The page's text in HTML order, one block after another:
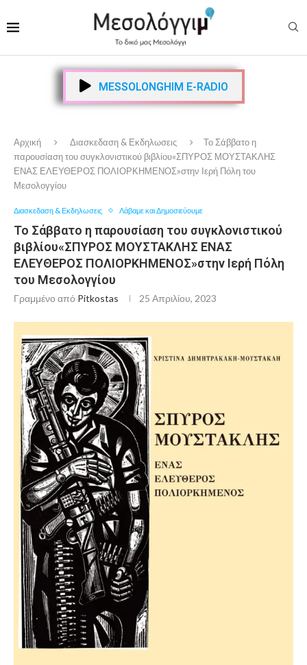
MESSOLONGHIM E-RADIO
Αρχική Διασκεδαση & Εκδηλωσεις
Το Σάββατο η
παρουσίαση του συγκλονιστικού βιβλίου«ΣΠΥΡΟΣ ΜΟΥΣΤΑΚΛΗΣ
ΕΝΑΣ ΕΛΕΥΘΕΡΟΣ ΠΟΛΙΟΡΚΗΜΕΝΟΣ»στην Ιερή Πόλη του
Μεσολογγίου
Διασκεδαση & Εκδηλωσεις Λάβαμε και Δημοσιεύουμε
Το Σάββατο η παρουσίαση του συγκλονιστικού
βιβλίου«ΣΠΥΡΟΣ ΜΟΥΣΤΑΚΛΗΣ ΕΝΑΣ
ΕΛΕΥΘΕΡΟΣ ΠΟΛΙΟΡΚΗΜΕΝΟΣ»στην Ιερή Πόλη
του Μεσολογγίου
Γραμμένο από Pitkostas 25 Απριλίου, 2023